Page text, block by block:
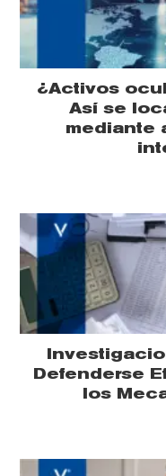
¿Activos
Así se
mediante
Defenderse
los